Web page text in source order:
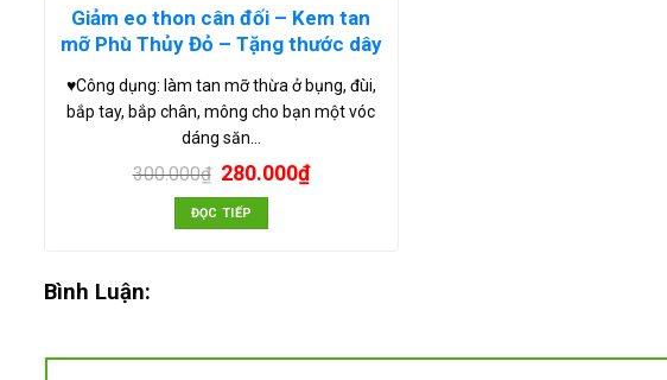
Giảm eo thon cân đối – Kem tan
mỡ Phù Thủy Đỏ – Tặng thước dây
♥Công dụng: làm tan mỡ thừa ở bụng, đùi,
bắp tay, bắp chân, mông cho bạn một vóc
dáng săn…
300.000₫ 280.000₫
ĐỌC TIẾP
Bình Luận: